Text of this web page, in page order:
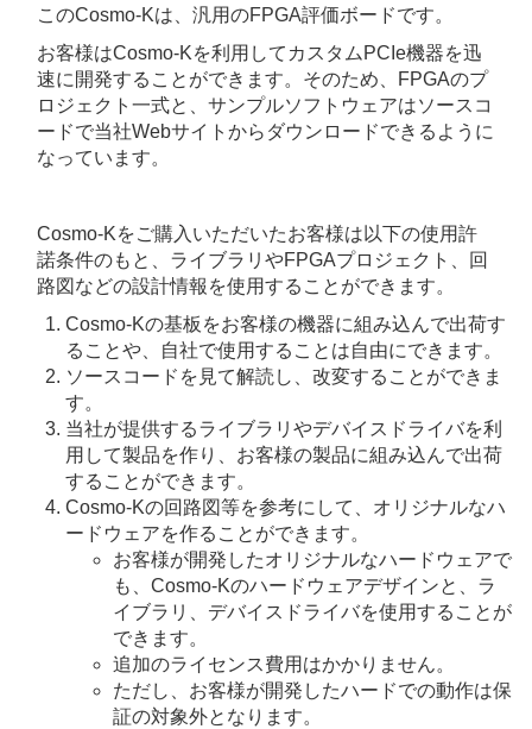
このCosmo-Kは、汎用のFPGA評価ボードです。
お客様はCosmo-Kを利用してカスタムPCIe機器を迅
速に開発することができます。そのため、FPGAのプ
ロジェクト一式と、サンプルソフトウェアはソースコ
ードで当社Webサイトからダウンロードできるように
なっています。
Cosmo-Kをご購入いただいたお客様は以下の使用許
諾条件のもと、ライブラリやFPGAプロジェクト、回
路図などの設計情報を使用することができます。
Cosmo-Kの基板をお客様の機器に組み込んで出荷す
ることや、自社で使用することは自由にできます。
ソースコードを見て解読し、改変することができま
す。
当社が提供するライブラリやデバイスドライバを利
用して製品を作り、お客様の製品に組み込んで出荷
することができます。
Cosmo-Kの回路図等を参考にして、オリジナルなハ
ードウェアを作ることができます。
お客様が開発したオリジナルなハードウェアで
も、Cosmo-Kのハードウェアデザインと、ラ
イブラリ、デバイスドライバを使用することが
できます。
追加のライセンス費用はかかりません。
ただし、お客様が開発したハードでの動作は保
証の対象外となります。